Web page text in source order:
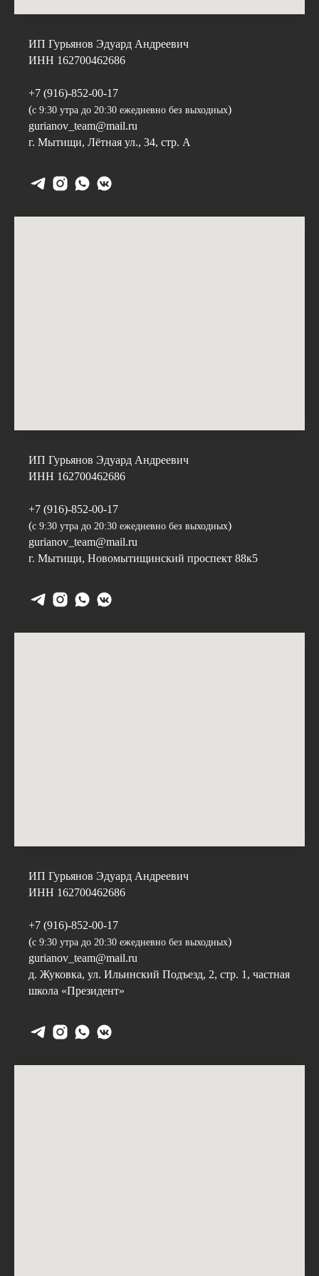
ИП Гурьянов Эдуард Андреевич
ИНН 162700462686
+7 (916)-852-00-17
(с 9:30 утра до 20:30 ежедневно без выходных)
gurianov_team@mail.ru
г. Мытищи, Лётная ул., 34, стр. А
ИП Гурьянов Эдуард Андреевич
ИНН 162700462686
+7 (916)-852-00-17
(с 9:30 утра до 20:30 ежедневно без выходных)
gurianov_team@mail.ru
г. Мытищи, Новомытищинский проспект 88к5
ИП Гурьянов Эдуард Андреевич
ИНН 162700462686
+7 (916)-852-00-17
(с 9:30 утра до 20:30 ежедневно без выходных)
gurianov_team@mail.ru
д. Жуковка, ул. Ильинский Подъезд, 2, стр. 1, частная
школа «Президент»